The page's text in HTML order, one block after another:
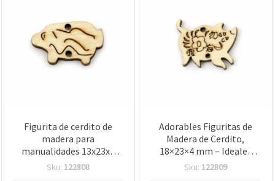
Figurita de cerdito de
madera para
manualidades 13x23x4
mm, agujero de 1 mm - 10
Sku: 122808
Adorables Figuritas de
Madera de Cerdito,
18×23×4 mm – Ideales
para Manualidades
Sku: 122809